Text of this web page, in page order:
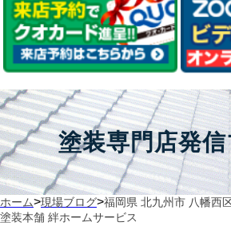
塗装専門店発
ホーム>現場ブログ>福岡県 北九州市 八幡西
塗装本舗 絆ホームサービス